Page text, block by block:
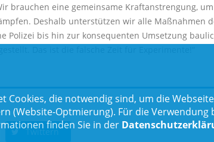
brauchen eine gemeinsame Kraftanstrengung,
Deshalb unterstützen wir alle Maßnahmen
Polizei bis hin zur konsequenten Umsetzung
Twittern
Cookies, die notwendig sind, um die
(Website-Optmierung). Für die
finden Sie in der